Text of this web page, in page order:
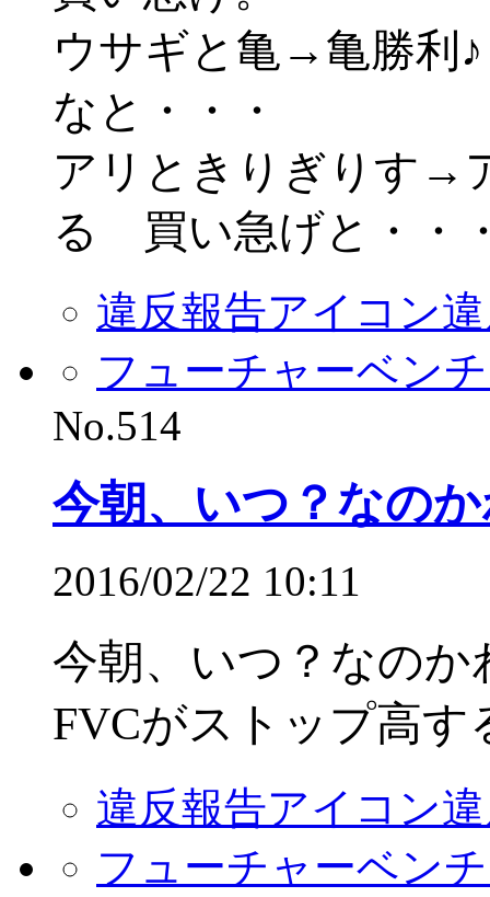
ウサギと亀→亀勝
なと・・・
アリときりぎりす→
る 買い急げと・・
違反報告アイコン
フューチャーベン
No.514
今朝、いつ？なの
2016/02/22 10:11
今朝、いつ？なの
FVCがストップ高す
違反報告アイコン
フューチャーベン